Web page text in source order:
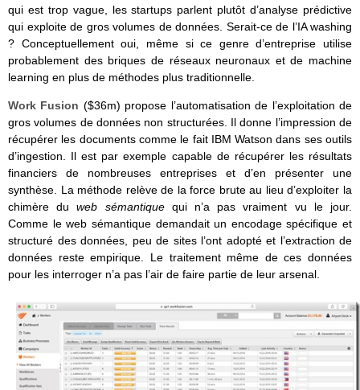
qui est trop vague, les startups parlent plutôt d’analyse prédictive
qui exploite de gros volumes de données. Serait-ce de l’IA washing
? Conceptuellement oui, même si ce genre d’entreprise utilise
probablement des briques de réseaux neuronaux et de machine
learning en plus de méthodes plus traditionnelle.
Work Fusion ($36m) propose l’automatisation de l’exploitation de
gros volumes de données non structurées. Il donne l’impression de
récupérer les documents comme le fait IBM Watson dans ses outils
d’ingestion. Il est par exemple capable de récupérer les résultats
financiers de nombreuses entreprises et d’en présenter une
synthèse. La méthode relève de la force brute au lieu d’exploiter la
chimère duweb sémantique qui n’a pas vraiment vu le jour.
Comme le web sémantique demandait un encodage spécifique et
structuré des données, peu de sites l’ont adopté et l’extraction de
données reste empirique. Le traitement même de ces données
pour les interroger n’a pas l’air de faire partie de leur arsenal.